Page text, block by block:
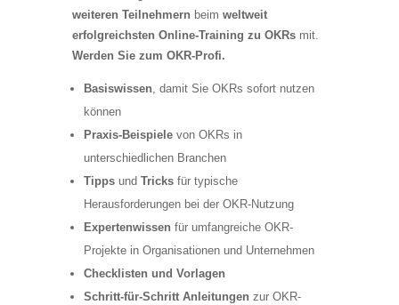
weiteren Teilnehmern beim weltweit
erfolgreichsten Online-Training zu OKRsmit.
Werden Sie zum OKR-Profi.
Basiswissen, damit Sie OKRs sofort nutzen
können
Praxis-Beispielevon OKRs in
unterschiedlichen Branchen
Tippsund Tricksfür typische
Herausforderungen bei der OKR-Nutzung
Expertenwissen für umfangreiche OKR-
Projekte in Organisationen und Unternehmen
Checklisten und Vorlagen
Schritt-für-Schritt Anleitungen zur OKR-